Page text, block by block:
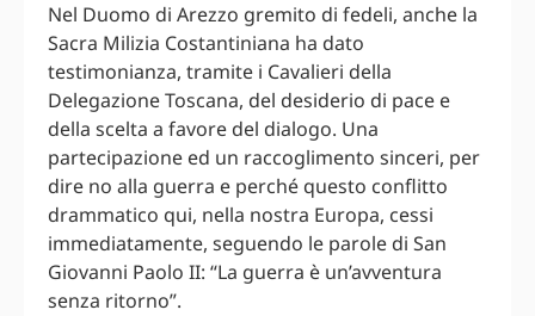
Nel Duomo di Arezzo gremito di fedeli, anche la
Sacra Milizia Costantiniana ha dato
testimonianza, tramite i Cavalieri della
Delegazione Toscana, del desiderio di pace e
della scelta a favore del dialogo. Una
partecipazione ed un raccoglimento sinceri, per
dire no alla guerra e perché questo conflitto
drammatico qui, nella nostra Europa, cessi
immediatamente, seguendo le parole di San
Giovanni Paolo II: “La guerra è un’avventura
senza ritorno”.